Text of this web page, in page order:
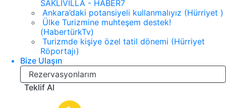
SAKLIVİLLA - HABER7
Ankara’daki potansiyeli kullanmalıyız (Hürriyet )
Ülke Turizmine muhteşem destek!
(HabertürkTv)
Turizmde kişiye özel tatil dönemi (Hürriyet
Röportajı)
Bize Ulaşın
Rezervasyonlarım
Teklif Al